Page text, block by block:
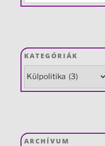
KATEGÓRIÁK
ARCHÍVUM